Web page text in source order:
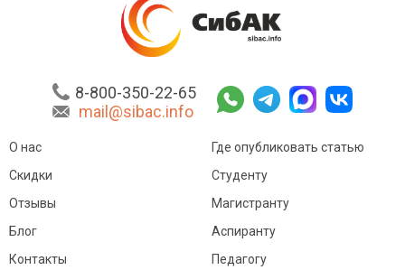
8-800-350-22-65
mail@sibac.info
О нас
Скидки
Отзывы
Блог
Контакты
Где опубликовать статью
Студенту
Магистранту
Аспиранту
Педагогу